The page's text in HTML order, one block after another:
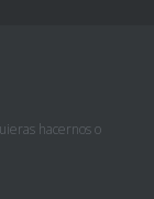
hacernos o